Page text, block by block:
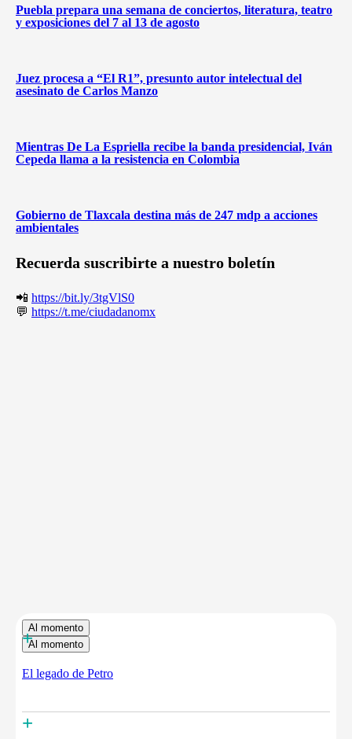
Puebla prepara una semana de conciertos, literatura, teatro
y exposiciones del 7 al 13 de agosto
Juez procesa a “El R1”, presunto autor intelectual del
asesinato de Carlos Manzo
Mientras De La Espriella recibe la banda presidencial, Iván
Cepeda llama a la resistencia en Colombia
Gobierno de Tlaxcala destina más de 247 mdp a acciones
ambientales
Recuerda suscribirte a nuestro boletín
📲 https://bit.ly/3tgVlS0
💬 https://t.me/ciudadanomx
Al momento
Al momento
+
El legado de Petro
+